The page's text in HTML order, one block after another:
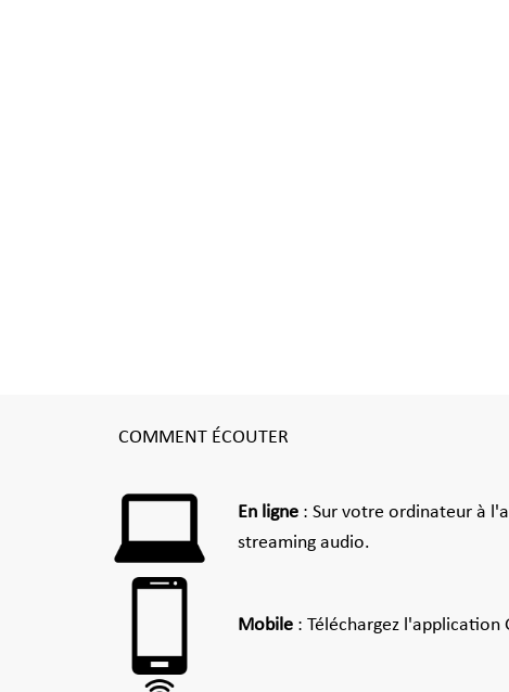
COMMENT ÉCOUTER
En ligne : Sur votre ordinateur à
streaming audio.
Mobile : Téléchargez l'application